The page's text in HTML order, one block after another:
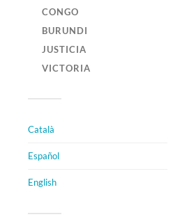
CONGO
BURUNDI
JUSTICIA
VICTORIA
Català
Español
English